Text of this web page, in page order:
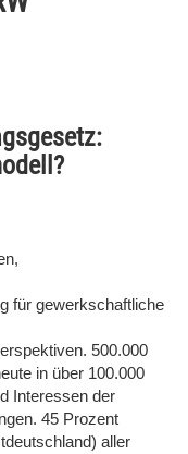
für gewerkschaftliche
500.000
in über 100.000
Interessen der
45 Prozent
aller